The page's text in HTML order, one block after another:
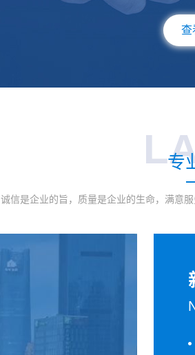
查
专
诚信是企业的旨，质量是企业的生命，满意